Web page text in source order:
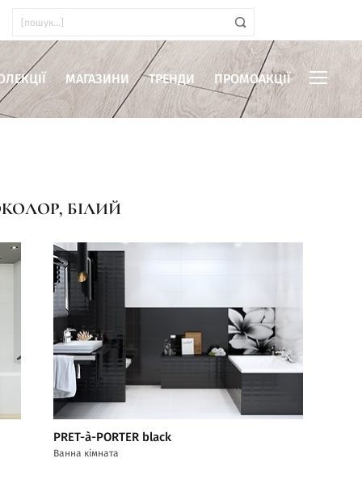
МАГАЗИНИ ТРЕНДИ ПРОМОАКЦІЇ
БІЛИЙ
PRET-à-PORTER black
Ванна кімната